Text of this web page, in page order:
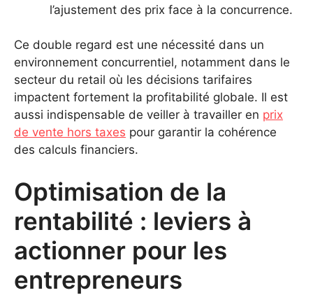
l’ajustement des prix face à la concurrence.
Ce double regard est une nécessité dans un
environnement concurrentiel, notamment dans le
secteur du retail où les décisions tarifaires
impactent fortement la profitabilité globale. Il est
aussi indispensable de veiller à travailler en prix
de vente hors taxes pour garantir la cohérence
des calculs financiers.
Optimisation de la
rentabilité : leviers à
actionner pour les
entrepreneurs